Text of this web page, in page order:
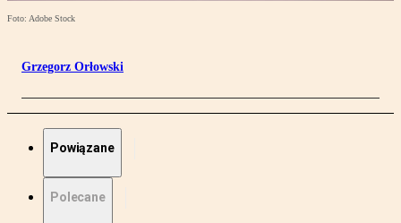
Foto: Adobe Stock
Grzegorz Orłowski
Powiązane
Polecane